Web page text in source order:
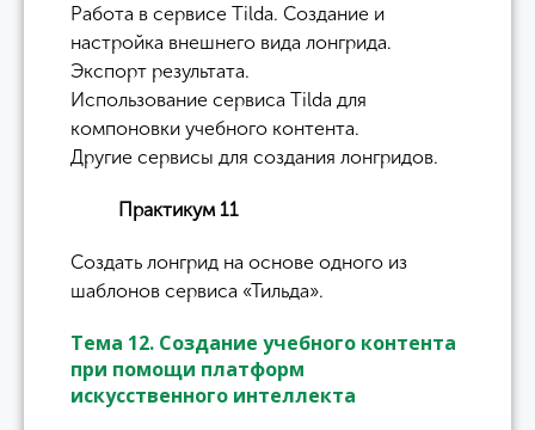
Работа в сервисе Tilda. Создание и
настройка внешнего вида лонгрида.
Экспорт результата.
Использование сервиса Tilda для
компоновки учебного контента.
Другие сервисы для создания лонгридов.
Практикум 11
Создать лонгрид на основе одного из
шаблонов сервиса «Тильда».
Тема 12. Создание учебного контента
при помощи платформ
искусственного интеллекта